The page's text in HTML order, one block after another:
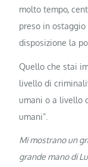
molto tempo,
preso in
disposizione la
Quello che stai
livello di
umani o a livello
umani”.
Mi mostrano un
grande mano di